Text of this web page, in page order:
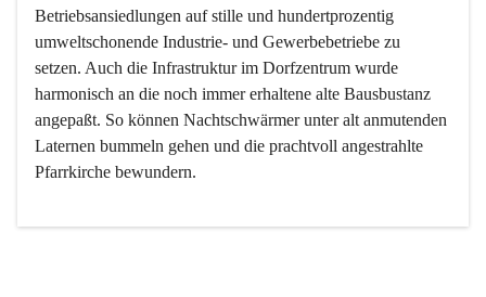
Betriebsansiedlungen auf stille und hundertprozentig
umweltschonende Industrie- und Gewerbebetriebe zu
setzen. Auch die Infrastruktur im Dorfzentrum wurde
harmonisch an die noch immer erhaltene alte Bausbustanz
angepaßt. So können Nachtschwärmer unter alt anmutenden
Laternen bummeln gehen und die prachtvoll angestrahlte
Pfarrkirche bewundern.
Der Weinbau dominert heute nicht mehr, ist aber integrativer